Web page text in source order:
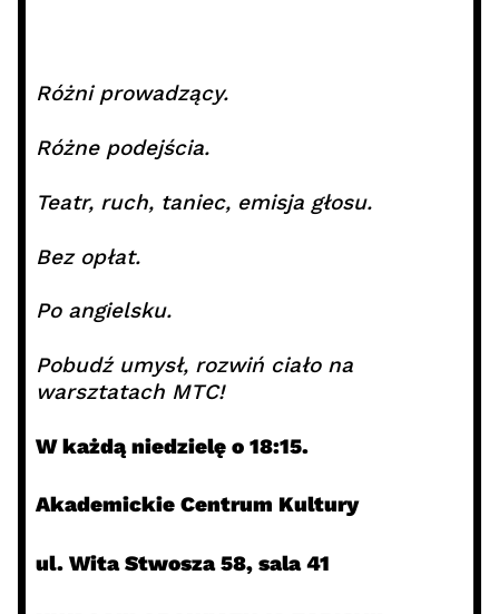
Różni prowadzący.
Różne podejścia.
Teatr, ruch, taniec, emisja głosu.
Bez opłat.
Po angielsku.
Pobudź umysł, rozwiń ciało na
warsztatach MTC!
W każdą niedzielę o 18:15.
Akademickie Centrum Kultury
ul. Wita Stwosza 58, sala 41